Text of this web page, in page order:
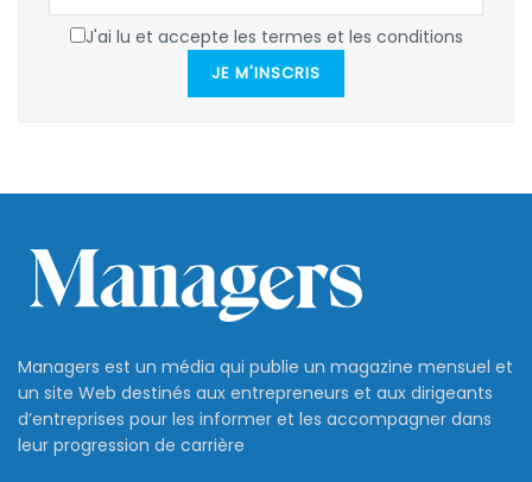
J'ai lu et accepte les termes et les conditions
JE M'INSCRIS
Managers est un média qui publie un magazine mensuel et
un site Web destinés aux entrepreneurs et aux dirigeants
d’entreprises pour les informer et les accompagner dans
leur progression de carrière